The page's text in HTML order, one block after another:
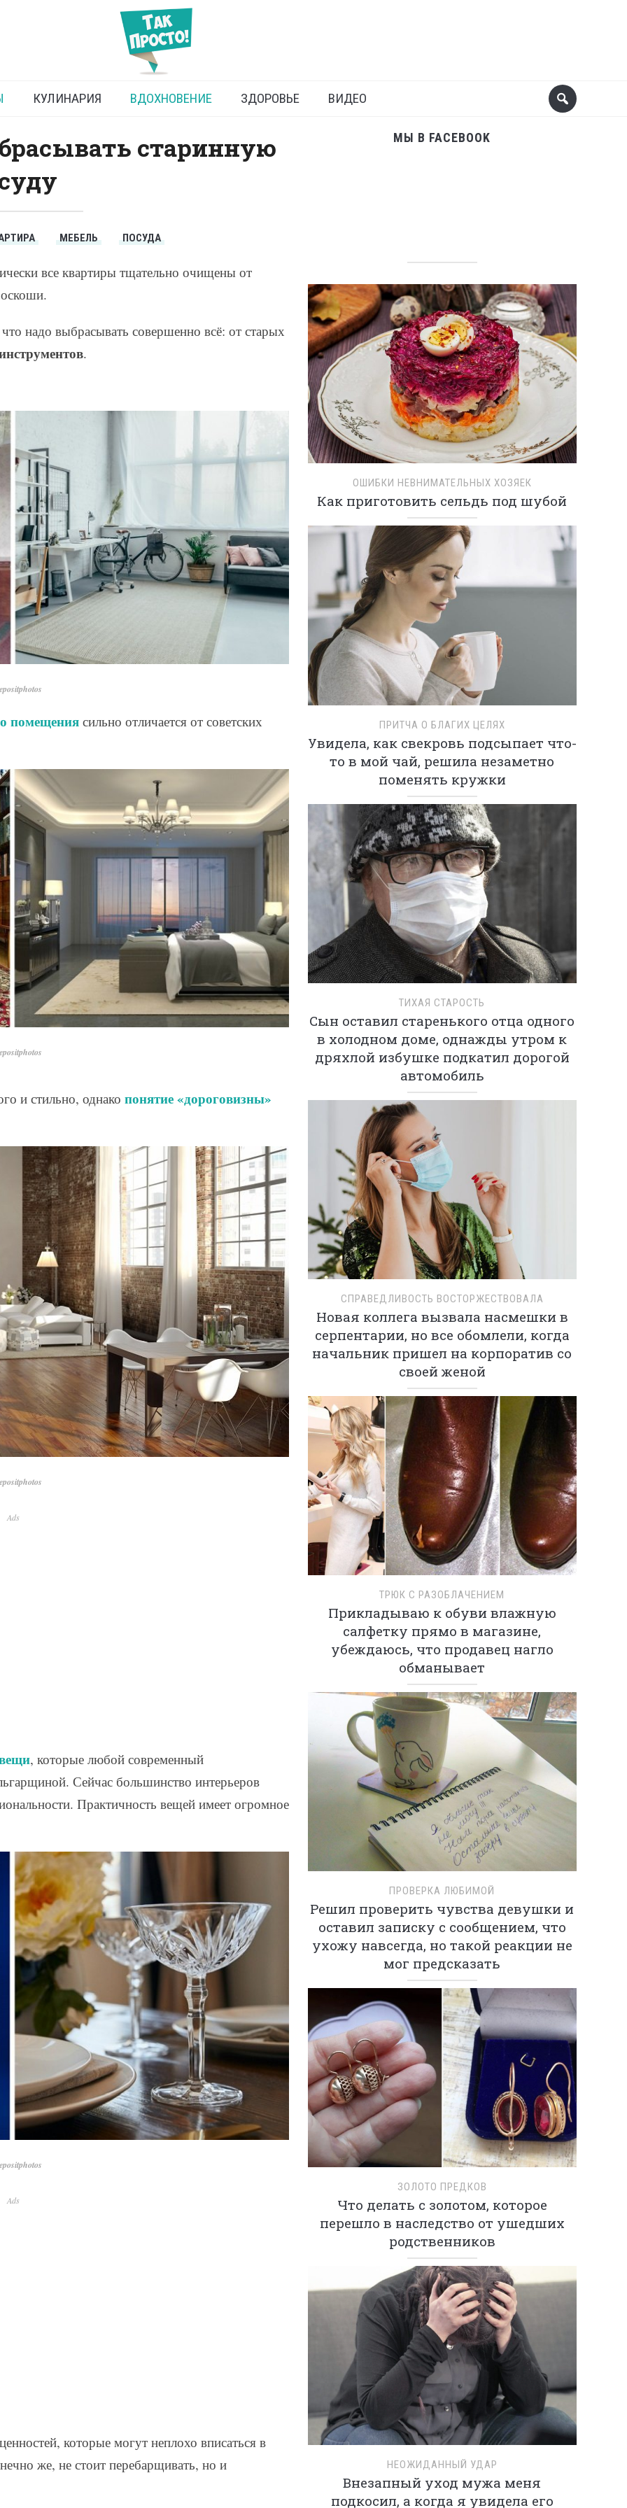
хрусталь
КУЛИНАРИЯ ВДОХНОВЕНИЕ ЗДОРОВЬЕ ВИДЕО
старинную
МЕБЕЛЬ ПОСУДА
все квартиры тщательно очищены от
надо выбрасывать совершенно всё: от старых
.
помещения сильно отличается от советских
и стильно, однако понятие «дороговизны»
Ads
, которые любой современный
Сейчас большинство интерьеров
Практичность вещей имеет огромное
Ads
которые могут неплохо вписаться в
же, не стоит перебарщивать, но и
МЫ В FACEBOOK
ОШИБКИ НЕВНИМАТЕЛЬНЫХ ХОЗЯЕК
Как приготовить сельдь под шубой
ПРИТЧА О БЛАГИХ ЦЕЛЯХ
Увидела, как свекровь подсыпает что-
то в мой чай, решила незаметно
поменять кружки
ТИХАЯ СТАРОСТЬ
Сын оставил старенького отца одного
в холодном доме, однажды утром к
дряхлой избушке подкатил дорогой
автомобиль
СПРАВЕДЛИВОСТЬ ВОСТОРЖЕСТВОВАЛА
Новая коллега вызвала насмешки в
серпентарии, но все обомлели, когда
начальник пришел на корпоратив со
своей женой
ТРЮК С РАЗОБЛАЧЕНИЕМ
Прикладываю к обуви влажную
салфетку прямо в магазине,
убеждаюсь, что продавец нагло
обманывает
ПРОВЕРКА ЛЮБИМОЙ
Решил проверить чувства девушки и
оставил записку с сообщением, что
ухожу навсегда, но такой реакции не
мог предсказать
ЗОЛОТО ПРЕДКОВ
Что делать с золотом, которое
перешло в наследство от ушедших
родственников
НЕОЖИДАННЫЙ УДАР
Внезапный уход мужа меня
подкосил, а когда я увидела его